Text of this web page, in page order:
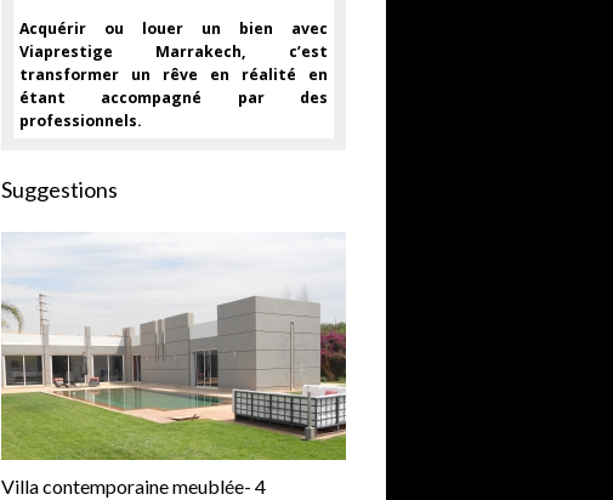
Acquérir ou louer un bien avec
Viaprestige Marrakech, c’est
transformer un rêve en réalité en
étant accompagné par des
professionnels.
Suggestions
Villa contemporaine meublée- 4